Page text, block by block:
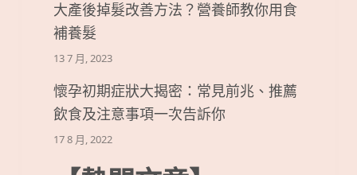
大產後掉髮改善方法？營養師教你用食
補養髮
13 7 月, 2023
懷孕初期症狀大揭密：常見前兆、推薦
飲食及注意事項一次告訴你
17 8 月, 2022